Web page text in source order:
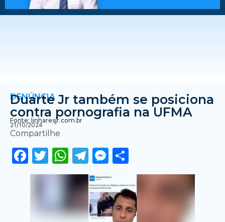
DENÚNCIA
Duarte Jr também se posiciona
contra pornografia na UFMA
Fonte: linharesjr.com.br
21/10/2024
Compartilhe
Facebook
Twitter
WhatsApp
Telegram
Messenger